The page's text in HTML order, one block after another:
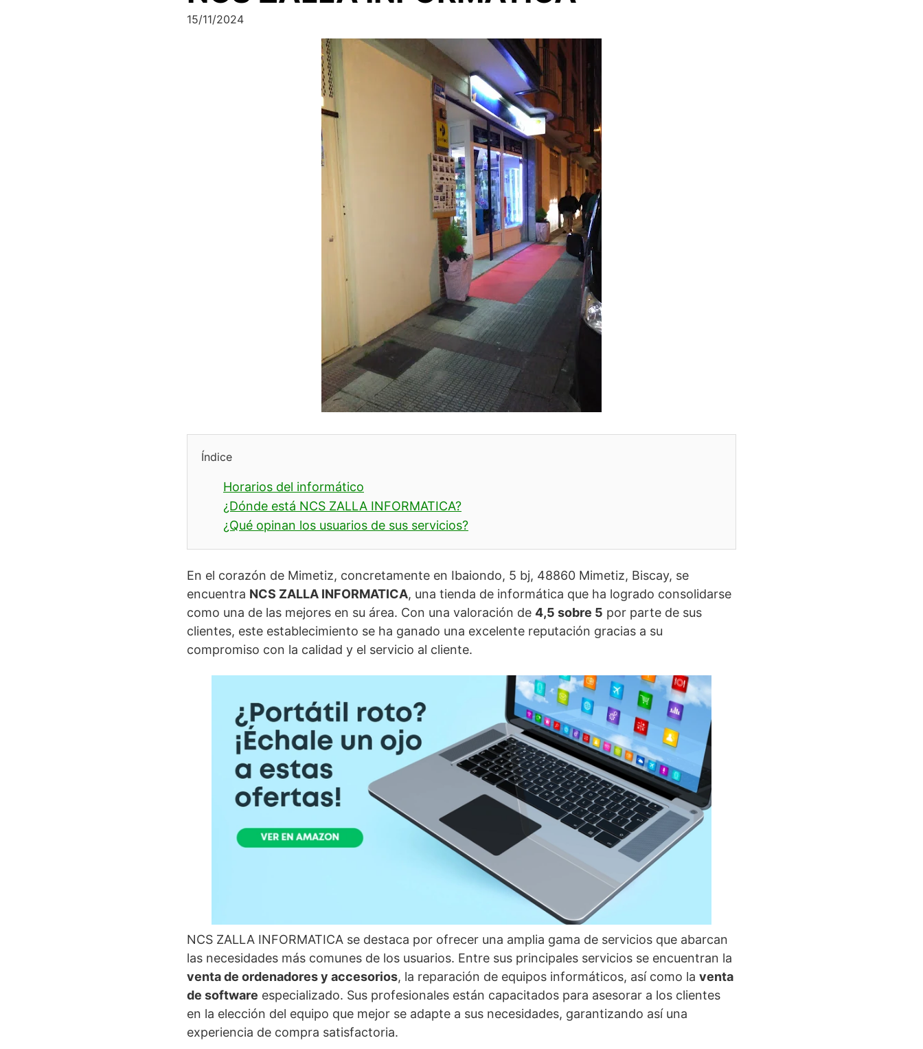
15/11/2024
Índice
Horarios del informático
¿Dónde está NCS ZALLA INFORMATICA?
¿Qué opinan los usuarios de sus servicios?
En el corazón de Mimetiz, concretamente en Ibaiondo, 5 bj, 48860 Mimetiz, Biscay, se
encuentra NCS ZALLA INFORMATICA, una tienda de informática que ha logrado consolidarse
como una de las mejores en su área. Con una valoración de 4,5 sobre 5 por parte de sus
clientes, este establecimiento se ha ganado una excelente reputación gracias a su
compromiso con la calidad y el servicio al cliente.
NCS ZALLA INFORMATICA se destaca por ofrecer una amplia gama de servicios que abarcan
las necesidades más comunes de los usuarios. Entre sus principales servicios se encuentran la
venta de ordenadores y accesorios, la reparación de equipos informáticos, así como la venta
de software especializado. Sus profesionales están capacitados para asesorar a los clientes
en la elección del equipo que mejor se adapte a sus necesidades, garantizando así una
experiencia de compra satisfactoria.